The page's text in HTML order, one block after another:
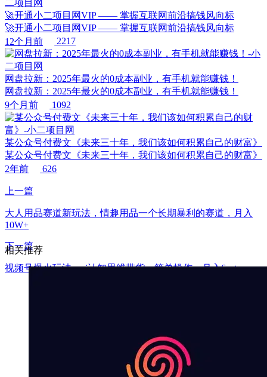
🚀开通小二项目网VIP —— 掌握互联网前沿搞钱风向标
🚀开通小二项目网VIP —— 掌握互联网前沿搞钱风向标
12个月前
2217
网盘拉新：2025年最火的0成本副业，有手机就能赚钱！
网盘拉新：2025年最火的0成本副业，有手机就能赚钱！
9个月前
1092
某公众号付费文《未来三十年，我们该如何积累自己的财富》
某公众号付费文《未来三十年，我们该如何积累自己的财富》
2年前
626
上一篇
大人用品赛道新玩法，情趣用品一个长期暴利的赛道，月入
10W+
下一篇
视频号爆火玩法，ai认知思维带货、简单操作，月入6w+
相关推荐